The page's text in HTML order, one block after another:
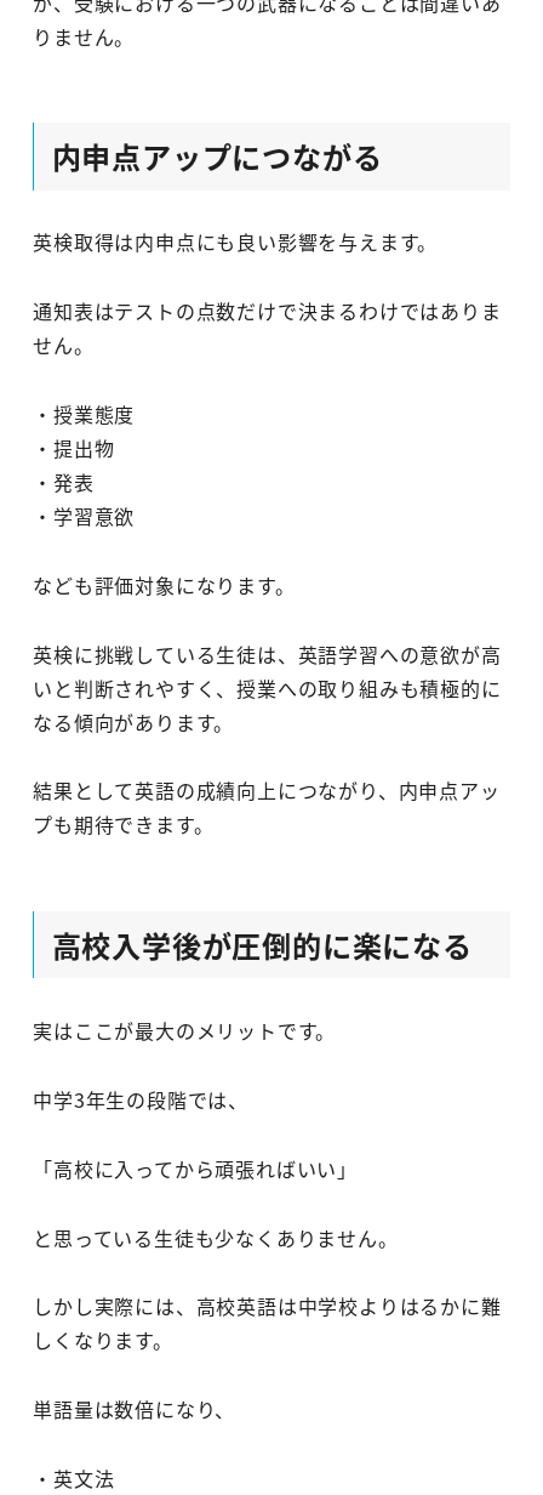
りません。
内申点アップにつながる
英検取得は内申点にも良い影響を与えます。
通知表はテストの点数だけで決まるわけではありま
せん。
・授業態度
・提出物
・発表
・学習意欲
なども評価対象になります。
英検に挑戦している生徒は、英語学習への意欲が高
いと判断されやすく、授業への取り組みも積極的に
なる傾向があります。
結果として英語の成績向上につながり、内申点アッ
プも期待できます。
高校入学後が圧倒的に楽になる
実はここが最大のメリットです。
中学3年生の段階では、
「高校に入ってから頑張ればいい」
と思っている生徒も少なくありません。
しかし実際には、高校英語は中学校よりはるかに難
しくなります。
単語量は数倍になり、
・英文法